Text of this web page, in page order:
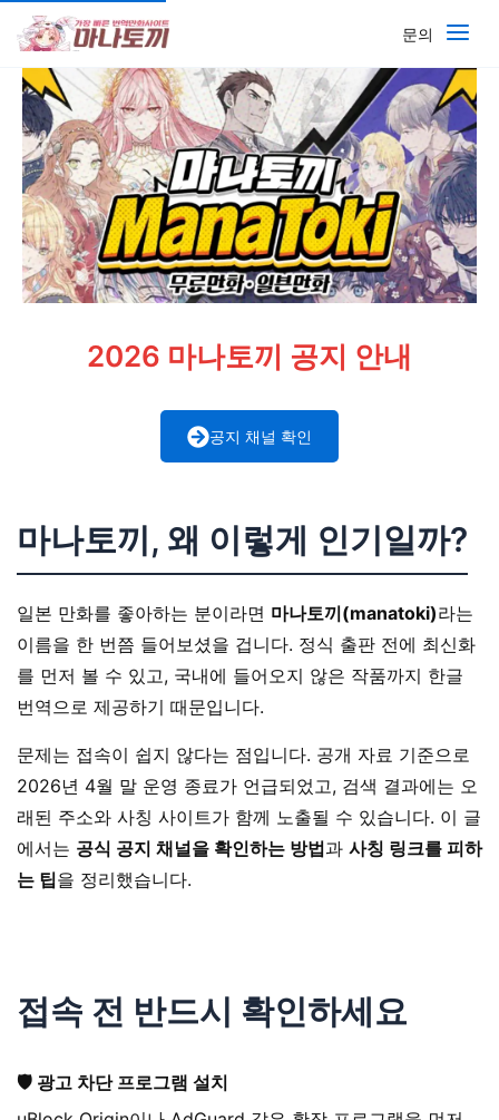
문의
2026 마나토끼 공지 안내
공지 채널 확인
마나토끼, 왜 이렇게 인기일까?
일본 만화를 좋아하는 분이라면 마나토끼(manatoki)라는
이름을 한 번쯤 들어보셨을 겁니다. 정식 출판 전에 최신화
를 먼저 볼 수 있고, 국내에 들어오지 않은 작품까지 한글
번역으로 제공하기 때문입니다.
문제는 접속이 쉽지 않다는 점입니다. 공개 자료 기준으로
2026년 4월 말 운영 종료가 언급되었고, 검색 결과에는 오
래된 주소와 사칭 사이트가 함께 노출될 수 있습니다. 이 글
에서는 공식 공지 채널을 확인하는 방법과 사칭 링크를 피하
는 팁을 정리했습니다.
접속 전 반드시 확인하세요
🛡️ 광고 차단 프로그램 설치